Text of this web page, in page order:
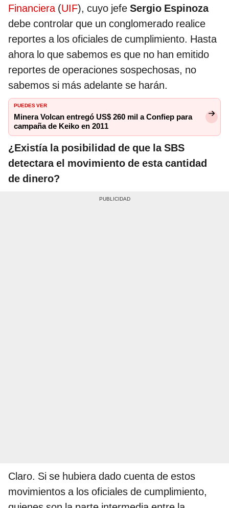
Financiera(UIF), cuyo jefe Sergio Espinoza
debe controlar que un conglomerado realice
reportes a los oficiales de cumplimiento. Hasta
ahora lo que sabemos es que no han emitido
reportes de operaciones sospechosas, no
sabemos si más adelante se harán.
PUEDES VER
Minera Volcan entregó US$ 260 mil a Confiep para
campaña de Keiko en 2011
¿Existía la posibilidad de que la SBS
detectara el movimiento de esta cantidad
de dinero?
Claro. Si se hubiera dado cuenta de estos
movimientos a los oficiales de cumplimiento,